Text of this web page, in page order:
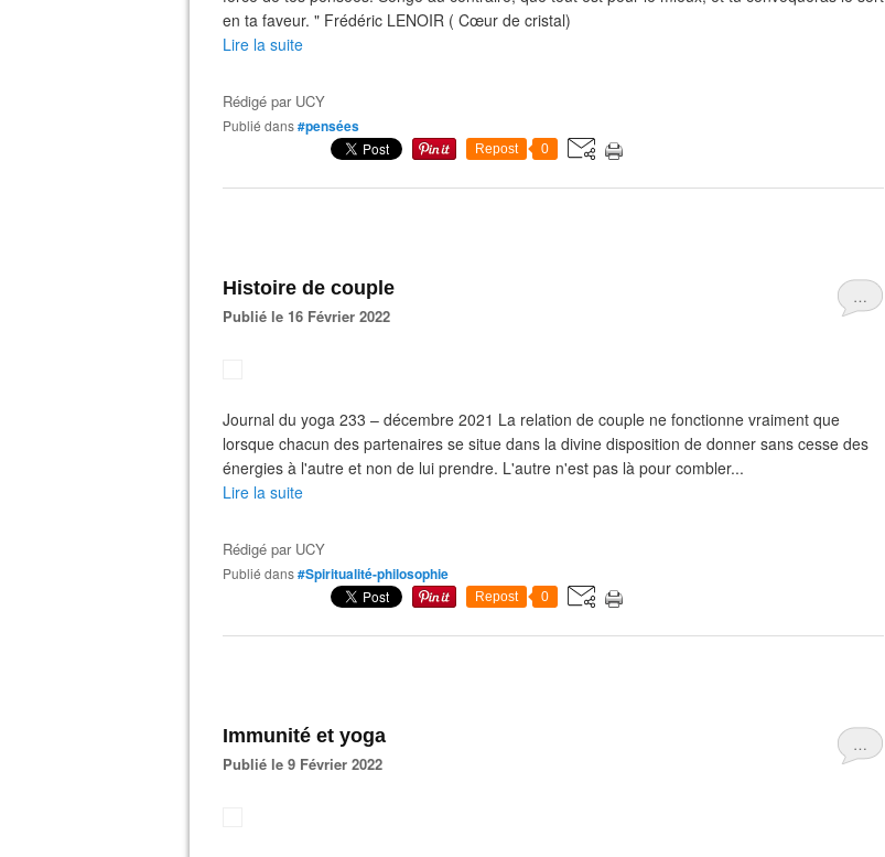
en ta faveur. " Frédéric LENOIR ( Cœur de cristal)
Lire la suite
Rédigé par UCY
Publié dans#pensées
Repost 0
…
Histoire de couple
Publié le 16 Février 2022
Journal du yoga 233 – décembre 2021 La relation de couple ne fonctionne vraiment que
lorsque chacun des partenaires se situe dans la divine disposition de donner sans cesse des
énergies à l'autre et non de lui prendre. L'autre n'est pas là pour combler...
Lire la suite
Rédigé par UCY
Publié dans#Spiritualité-philosophie
Repost 0
…
Immunité et yoga
Publié le 9 Février 2022